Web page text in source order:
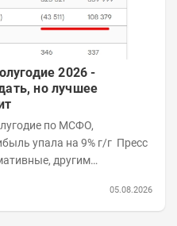
2026 -
но лучшее
по МСФО,
упала на 9% г/г Пресс
другим
05.08.2026